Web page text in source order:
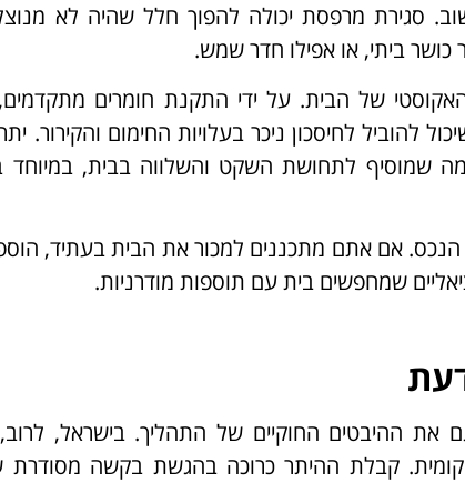
סגירת מרפסת יכולה להפוך חלל שהיה לא
כושר ביתי, או אפילו חדר שמש.
של הבית. על ידי התקנת חומרים
להוביל לחיסכון ניכר בעלויות החימום והקירור.
שמוסיף לתחושת השקט והשלווה בבית, במיוחד
אם אתם מתכננים למכור את הבית בעתיד,
שמחפשים בית עם תוספות מודרניות.
את ההיבטים החוקיים של התהליך. בישראל,
קבלת ההיתר כרוכה בהגשת בקשה מסודרת